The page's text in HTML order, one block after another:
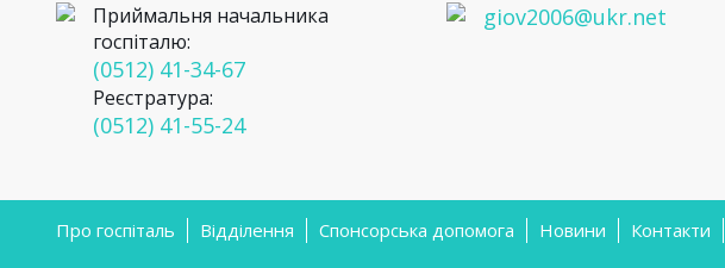
Приймальня начальника
госпіталю:
(0512) 41-34-67
Реєстратура:
(0512) 41-55-24
giov2006@ukr.net
Про госпіталь Відділення Спонсорська допомога Новини Контакти